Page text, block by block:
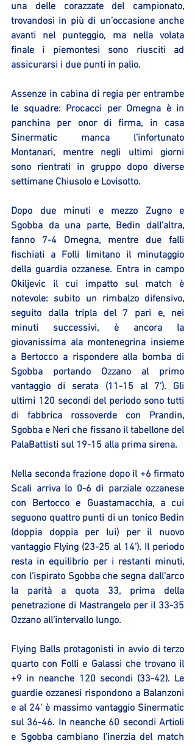
una delle corazzate del campionato,
trovandosi in più di un’occasione anche
avanti nel punteggio, ma nella volata
finale i piemontesi sono riusciti ad
assicurarsi i due punti in palio.
Assenze in cabina di regia per entrambe
le squadre: Procacci per Omegna è in
panchina per onor di firma, in casa
Sinermatic manca l’infortunato
Montanari, mentre negli ultimi giorni
sono rientrati in gruppo dopo diverse
settimane Chiusolo e Lovisotto.
Dopo due minuti e mezzo Zugno e
Sgobba da una parte, Bedin dall’altra,
fanno 7-4 Omegna, mentre due falli
fischiati a Folli limitano il minutaggio
della guardia ozzanese. Entra in campo
Okiljevic il cui impatto sul match è
notevole: subito un rimbalzo difensivo,
seguito dalla tripla del 7 pari e, nei
minuti successivi, è ancora la
giovanissima ala montenegrina insieme
a Bertocco a rispondere alla bomba di
Sgobba portando Ozzano al primo
vantaggio di serata (11-15 al 7’). Gli
ultimi 120 secondi del periodo sono tutti
di fabbrica rossoverde con Prandin,
Sgobba e Neri che fissano il tabellone del
PalaBattisti sul 19-15 alla prima sirena.
Nella seconda frazione dopo il +6 firmato
Scali arriva lo 0-6 di parziale ozzanese
con Bertocco e Guastamacchia, a cui
seguono quattro punti di un tonico Bedin
(doppia doppia per lui) per il nuovo
vantaggio Flying (23-25 al 14’). Il periodo
resta in equilibrio per i restanti minuti,
con l’ispirato Sgobba che segna dall’arco
la parità a quota 33, prima della
penetrazione di Mastrangelo per il 33-35
Ozzano all’intervallo lungo.
Flying Balls protagonisti in avvio di terzo
quarto con Folli e Galassi che trovano il
+9 in neanche 120 secondi (33-42). Le
guardie ozzanesi rispondono a Balanzoni
e al 24’ è massimo vantaggio Sinermatic
sul 36-46. In neanche 60 secondi Artioli
e Sgobba cambiano l’inerzia del match